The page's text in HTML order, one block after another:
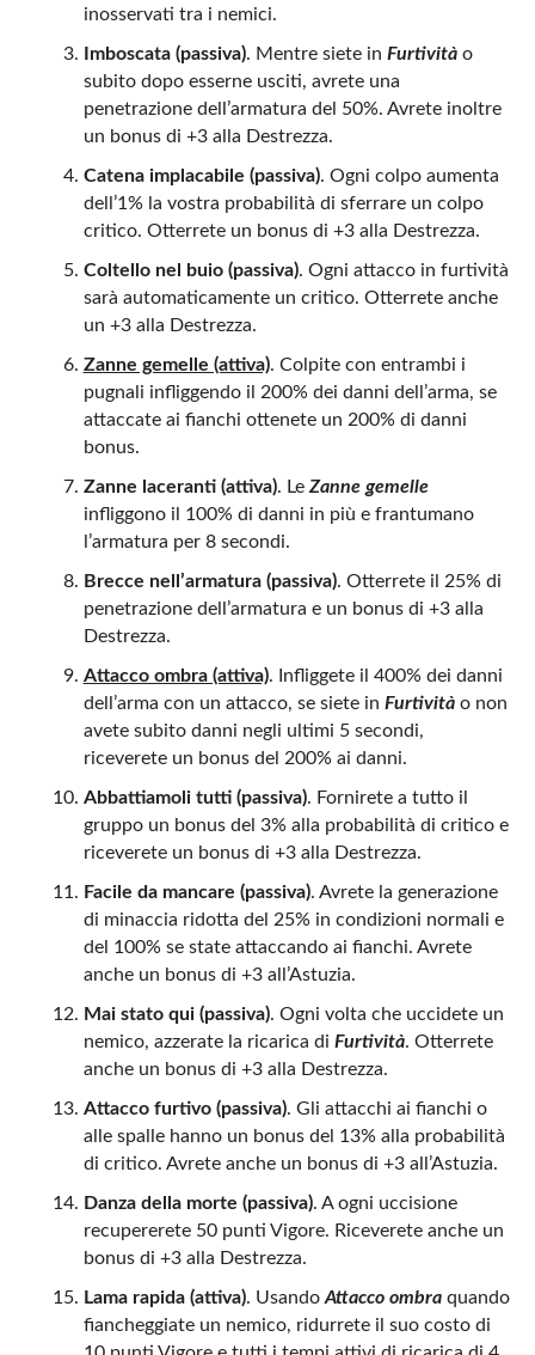
inosservati tra i nemici.
Imboscata (passiva). Mentre siete in Furtività o
subito dopo esserne usciti, avrete una
penetrazione dell’armatura del 50%. Avrete inoltre
un bonus di +3 alla Destrezza.
Catena implacabile (passiva). Ogni colpo aumenta
dell’1% la vostra probabilità di sferrare un colpo
critico. Otterrete un bonus di +3 alla Destrezza.
Coltello nel buio (passiva). Ogni attacco in furtività
sarà automaticamente un critico. Otterrete anche
un +3 alla Destrezza.
Zanne gemelle (attiva). Colpite con entrambi i
pugnali infliggendo il 200% dei danni dell’arma, se
attaccate ai fianchi ottenete un 200% di danni
bonus.
Zanne laceranti (attiva). Le Zanne gemelle
infliggono il 100% di danni in più e frantumano
l’armatura per 8 secondi.
Brecce nell’armatura (passiva). Otterrete il 25% di
penetrazione dell’armatura e un bonus di +3 alla
Destrezza.
Attacco ombra (attiva). Infliggete il 400% dei danni
dell’arma con un attacco, se siete in Furtività o non
avete subito danni negli ultimi 5 secondi,
riceverete un bonus del 200% ai danni.
Abbattiamoli tutti (passiva). Fornirete a tutto il
gruppo un bonus del 3% alla probabilità di critico e
riceverete un bonus di +3 alla Destrezza.
Facile da mancare (passiva). Avrete la generazione
di minaccia ridotta del 25% in condizioni normali e
del 100% se state attaccando ai fianchi. Avrete
anche un bonus di +3 all’Astuzia.
Mai stato qui (passiva). Ogni volta che uccidete un
nemico, azzerate la ricarica di Furtività. Otterrete
anche un bonus di +3 alla Destrezza.
Attacco furtivo (passiva). Gli attacchi ai fianchi o
alle spalle hanno un bonus del 13% alla probabilità
di critico. Avrete anche un bonus di +3 all’Astuzia.
Danza della morte (passiva). A ogni uccisione
recupererete 50 punti Vigore. Riceverete anche un
bonus di +3 alla Destrezza.
Lama rapida (attiva). Usando Attacco ombraquando
fiancheggiate un nemico, ridurrete il suo costo di